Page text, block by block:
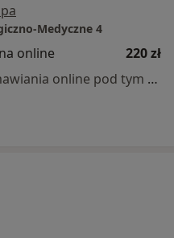
Medyczne 4
online
220 zł
Specjalista nie oferuje umawiania online pod tym adresem.